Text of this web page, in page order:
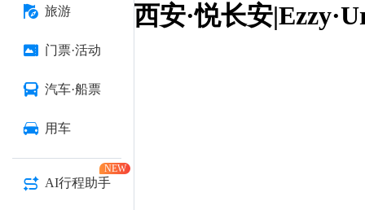
旅游
门票·活动
汽车·船票
用车
AI行程助手
NEW
西安·悦长安